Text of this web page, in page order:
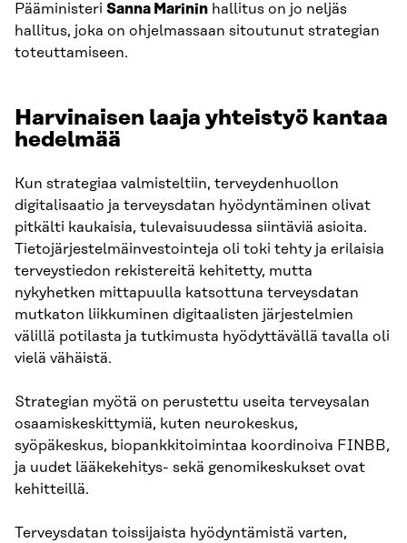
Pääministeri Sanna Marinin hallitus on jo neljäs
hallitus, joka on ohjelmassaan sitoutunut strategian
toteuttamiseen.
Harvinaisen laaja yhteistyö kantaa
hedelmää
Kun strategiaa valmisteltiin, terveydenhuollon
digitalisaatio ja terveysdatan hyödyntäminen olivat
pitkälti kaukaisia, tulevaisuudessa siintäviä asioita.
Tietojärjestelmäinvestointeja oli toki tehty ja erilaisia
terveystiedon rekistereitä kehitetty, mutta
nykyhetken mittapuulla katsottuna terveysdatan
mutkaton liikkuminen digitaalisten järjestelmien
välillä potilasta ja tutkimusta hyödyttävällä tavalla oli
vielä vähäistä.
Strategian myötä on perustettu useita terveysalan
osaamiskeskittymiä, kuten neurokeskus,
syöpäkeskus, biopankkitoimintaa koordinoiva FINBB,
ja uudet lääkekehitys- sekä genomikeskukset ovat
kehitteillä.
Terveysdatan toissijaista hyödyntämistä varten,